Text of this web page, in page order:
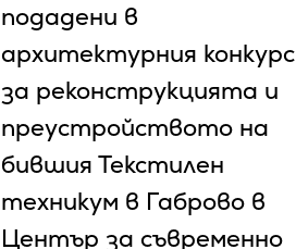
подадени в
архитектурния конкурс
за реконструкцията и
преустройството на
бившия Текстилен
техникум в Габрово в
Център за съвременно